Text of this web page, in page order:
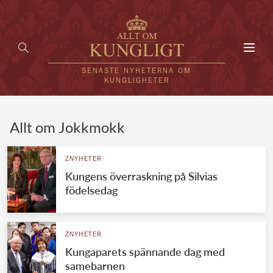
SENASTE NYHETERNA OM
KUNGLIGHETER
UTLÄNDSKT
VÄRLDENS KUNGAHUS
Svenska kungahuset
Brittiska kungahuset
REDAKTION
Allt om Jokkmokk
ZNYHETER
Kungens överraskning på Silvias
födelsedag
ZNYHETER
Kungaparets spännande dag med
samebarnen